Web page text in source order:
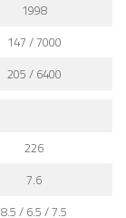
1998
147 / 7000
205 / 6400
226
7.6
8.5 / 6.5 / 7.5